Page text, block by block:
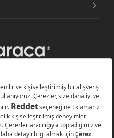
görseller yapay zekâ (AI) ile üretilmiştir.